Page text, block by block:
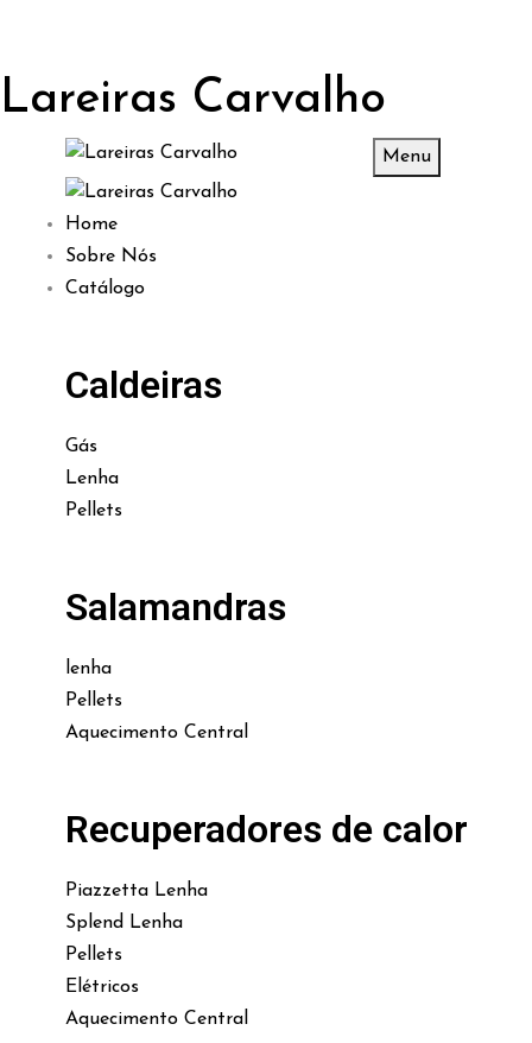
Lareiras Carvalho
Menu
Home
Sobre Nós
Catálogo
Caldeiras
Gás
Lenha
Pellets
Salamandras
lenha
Pellets
Aquecimento Central
Recuperadores de calor
Piazzetta Lenha
Splend Lenha
Pellets
Elétricos
Aquecimento Central